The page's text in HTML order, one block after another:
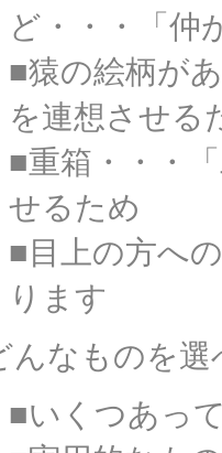
ど・・・「仲
■猿の絵柄が
を連想させる
■重箱・・・
せるため
■目上の方へ
ります
なものを選
■いくつあっ